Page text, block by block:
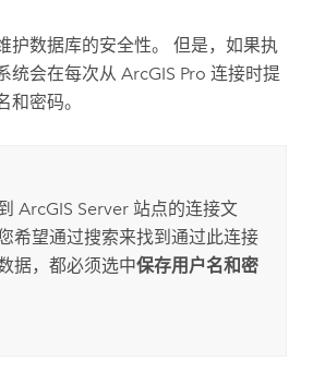
护数据库的安全性。 但是，如果执
统会在每次从 ArcGIS Pro 连接时提
和密码。
ArcGIS Server站点的连接文
希望通过搜索来找到通过此连接
据，都必须选中保存用户名和密